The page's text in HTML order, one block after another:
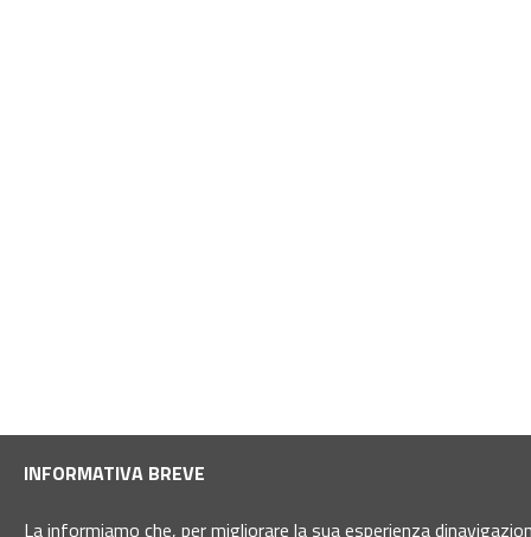
INFORMATIVA BREVE
La informiamo che, per migliorare la sua esperienza